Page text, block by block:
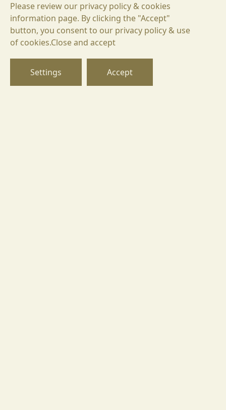
БГ
EN
DE
Please review our privacy policy & cookies
information page. By clicking the "Accept"
button, you consent to our privacy policy & use
of cookies.Close and accept
Settings Accept